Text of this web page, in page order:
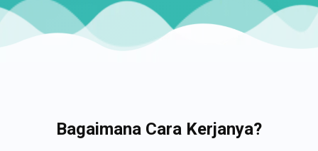
Bagaimana Cara Kerjanya?